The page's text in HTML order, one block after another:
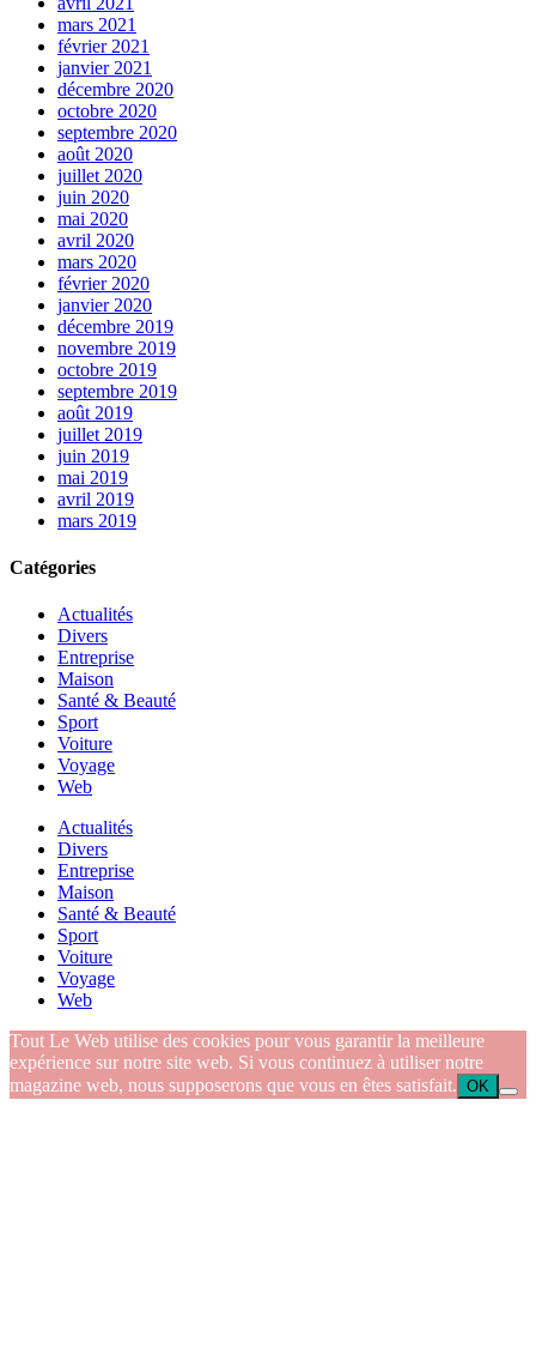
mars 2021
février 2021
janvier 2021
décembre 2020
octobre 2020
septembre 2020
août 2020
juillet 2020
juin 2020
mai 2020
avril 2020
mars 2020
février 2020
janvier 2020
décembre 2019
novembre 2019
octobre 2019
septembre 2019
août 2019
juillet 2019
juin 2019
mai 2019
avril 2019
mars 2019
Catégories
Actualités
Divers
Entreprise
Maison
Santé & Beauté
Sport
Voiture
Voyage
Web
Actualités
Divers
Entreprise
Maison
Santé & Beauté
Sport
Voiture
Voyage
Web
Tout Le Web utilise des cookies pour vous garantir la meilleure
expérience sur notre site web. Si vous continuez à utiliser notre
magazine web, nous supposerons que vous en êtes satisfait. OK